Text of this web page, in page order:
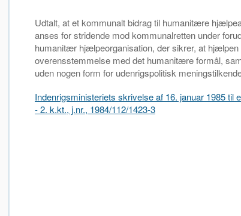
Udtalt, at et kommunalt bidrag til humanitære
anses for stridende mod kommunalretten under
humanitær hjælpeorganisation, der sikrer, at
overensstemmelse med det humanitære formål,
uden nogen form for udenrigspolitisk
Indenrigsministeriets skrivelse af 16. januar 1985 til
- 2. k.kt., j.nr., 1984/112/1423-3